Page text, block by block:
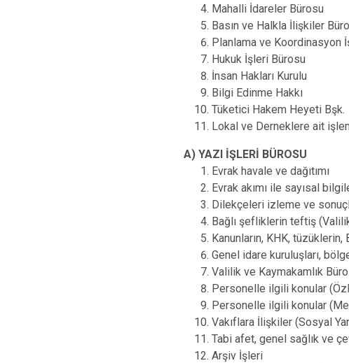
Mahalli İdareler Bürosu
Basın ve Halkla İlişkiler
Planlama ve Koordinasyon
Hukuk İşleri Bürosu
İnsan Hakları Kurulu
Bilgi Edinme Hakkı
Tüketici Hakem Heyeti Bşk.
Lokal ve Derneklere ait
A) YAZI İŞLERİ BÜROSU
Evrak havale ve dağıtımı
Evrak akımı ile sayısal
Dilekçeleri izleme ve
Bağlı şefliklerin teftiş
Kanunların, KHK, tüzüklerin,
Genel idare kuruluşları,
Valilik ve Kaymakamlık
Personelle ilgili konular
Personelle ilgili konular
Vakıflara İlişkiler (Sosyal
Tabi afet, genel sağlık ve
Arşiv İşleri